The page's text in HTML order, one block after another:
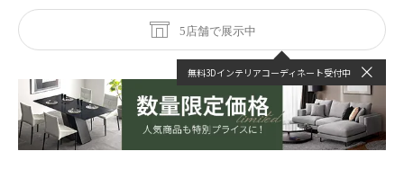
5店舗で展示中
無料3Dインテリアコーディネート受付中